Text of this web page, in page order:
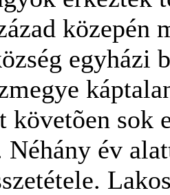
közepén
egyházi
követõen sok
Néhány év